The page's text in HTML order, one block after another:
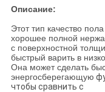
Описание:
Этот тип качество
хорошее полной
с поверхностной
быстрый варить в
Она может сделать
энергосберегающую
чтобы сравнить с